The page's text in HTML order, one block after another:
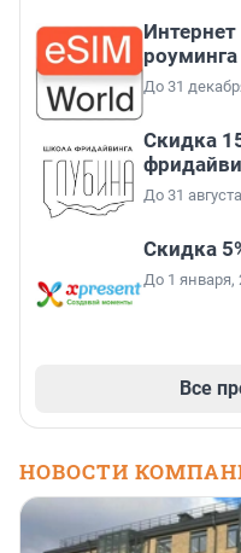
До 31
Скидка
До 31
Скидка
До 1 января,
Все
НОВОСТИ